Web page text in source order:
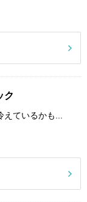
ク
ているかも...